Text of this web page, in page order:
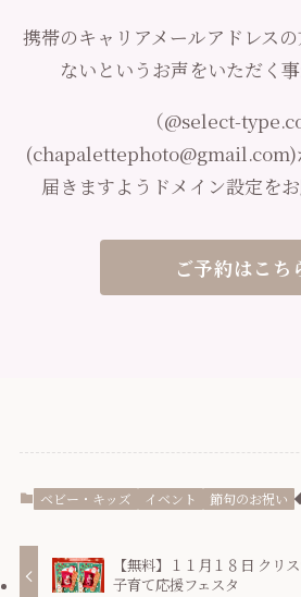
携帯のキャリアメールアドレス
ないというお声をいただく事
（@select-
(chapalettephoto@gmail.com)
届きますようドメイン設定をお
ご予約はこち
ベビー・キッズ イベント 節句のお祝い
【無料】１１月１８日 クリ
子育て応援フェスタ